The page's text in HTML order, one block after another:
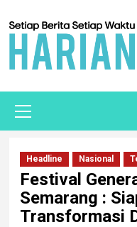
Headline Nasional
Festival
Semarang :
Transformasi